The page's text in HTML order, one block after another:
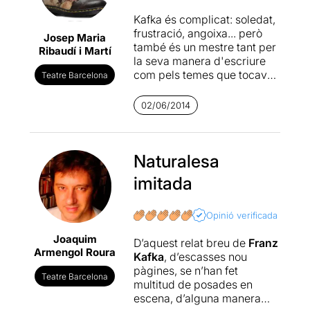
Josep Maria
Ribaudí i Martí
Teatre Barcelona
Kafka és complicat: soledat,
frustració, angoixa... però
també és un mestre tant per
la seva manera d'escriure
com pels temes que tocava i
duoIvan Benet
penso que d'aquest petit
monòleg n'han fet una
encapçalament, per caure
de cul. Amb una
escenografia falsament
anat explicant una part de la
seva vida, els últims cinc
anys i els canvis que ha
sofert des de que el van
caçar a l'Àfrica. Ara és tot un
personatge que dóna fins i
tot conferències, però a la
02/06/2014
Joaquim
Armengol Roura
Teatre Barcelona
Naturalesa
imitada
Opinió verificada
D’aquest relat breu de Franz
Kafka, d’escasses nou
pàgines, se n’han fet
multitud de posades en
escena, d’alguna manera